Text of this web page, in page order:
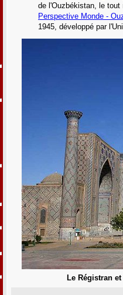
de l'Ouz békistan, le tout
Perspective Monde -
1945, développé par
Le Régistran